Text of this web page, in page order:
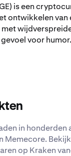
is een
ontwikkelen van
voor humor.
in honderden
Memecore.
op Kraken